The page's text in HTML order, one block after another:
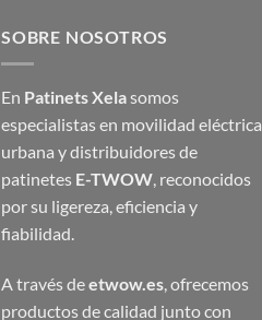
SOBRE NOSOTROS
En Patinets Xelasomos
especialistas en movilidad eléctrica
urbana y distribuidores de
patinetes E-TWOW , reconocidos
por su ligereza, eficiencia y
fiabilidad.
A través deetwow.es , ofrecemos
productos de calidad junto con